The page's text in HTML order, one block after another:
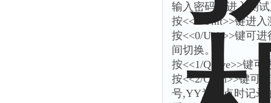
输入密码，进入测
按<<0/Unit>>键进入
按<<0/Unit>>键可
间切换。
按<<1/Qsave>>键
按<<2/Open>>键可
号,YY为取点时记录